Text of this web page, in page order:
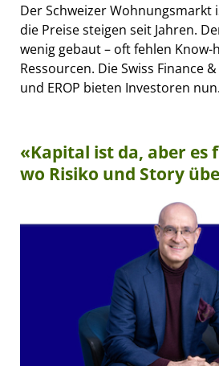
Der Schweizer Wohnungsmarkt
die Preise steigen seit Jahren.
wenig gebaut – oft fehlen Know-
Ressourcen. Die Swiss Finance
und EROP bieten Investoren
«Kapital ist da, aber es
wo Risiko und Story